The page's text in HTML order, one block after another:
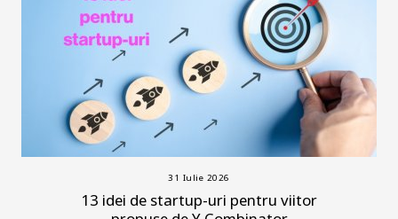
31 Iulie 2026
13 idei de startup-uri pentru viitor